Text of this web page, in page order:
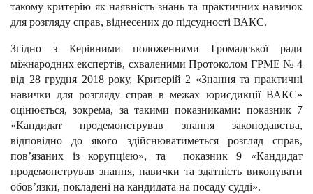
такому критерію як наявність знань та практичних навичок
для розгляду справ, віднесених до підсудності ВАКС.
Згідно з Керівними положеннями Громадської ради
міжнародних експертів, схваленими Протоколом ГРМЕ № 4
від 28 грудня 2018 року, Критерій 2 «Знання та практичні
навички для розгляду справ в межах юрисдикції ВАКС»
оцінюється, зокрема, за такими показниками: показник 7
«Кандидат продемонстрував знання законодавства,
відповідно до якого здійснюватиметься розгляд справ,
пов’язаних із корупцією», та показник 9 «Кандидат
продемонстрував знання, навички та здатність виконувати
обов’язки, покладені на кандидата на посаду судді».